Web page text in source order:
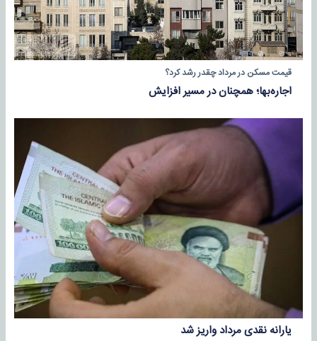
قیمت مسکن در مرداد چقدر رشد کرد؟
اجاره‌بها؛ همچنان در مسیر افزایش
یارانه نقدی مرداد واریز شد